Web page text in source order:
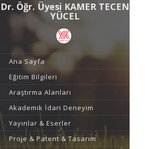
Dr. Öğr. Üyesi KAMER TECEN
YÜCEL
Ana Sayfa
Eğitim Bilgileri
Araştırma Alanları
Akademik İdari Deneyim
Yayınlar & Eserler
Proje & Patent & Tasarım